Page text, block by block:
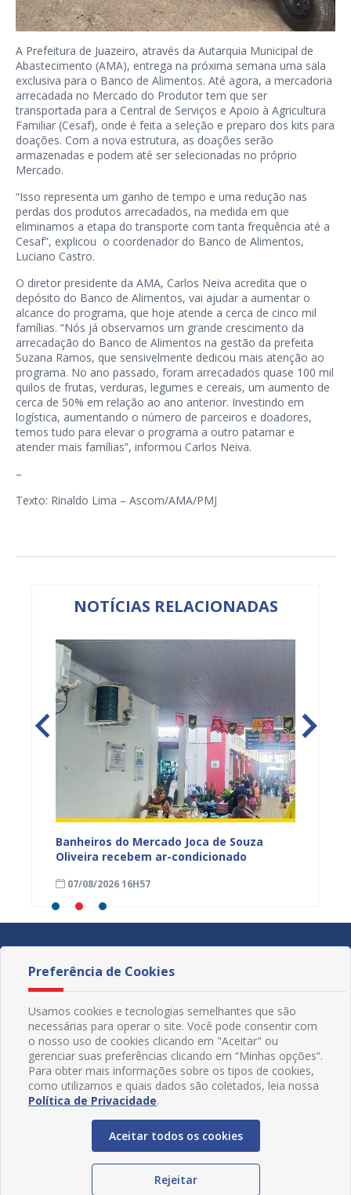
A Prefeitura de Juazeiro, através da Autarquia Municipal de
Abastecimento (AMA), entrega na próxima semana uma sala
exclusiva para o Banco de Alimentos. Até agora, a mercadoria
arrecadada no Mercado do Produtor tem que ser
transportada para a Central de Serviços e Apoio à Agricultura
Familiar (Cesaf), onde é feita a seleção e preparo dos kits para
doações. Com a nova estrutura, as doações serão
armazenadas e podem até ser selecionadas no próprio
Mercado.
“Isso representa um ganho de tempo e uma redução nas
perdas dos produtos arrecadados, na medida em que
eliminamos a etapa do transporte com tanta frequência até a
Cesaf”, explicou o coordenador do Banco de Alimentos,
Luciano Castro.
O diretor presidente da AMA, Carlos Neiva acredita que o
depósito do Banco de Alimentos, vai ajudar a aumentar o
alcance do programa, que hoje atende a cerca de cinco mil
famílias. “Nós já observamos um grande crescimento da
arrecadação do Banco de Alimentos na gestão da prefeita
Suzana Ramos, que sensivelmente dedicou mais atenção ao
programa. No ano passado, foram arrecadados quase 100 mil
quilos de frutas, verduras, legumes e cereais, um aumento de
cerca de 50% em relação ao ano anterior. Investindo em
logística, aumentando o número de parceiros e doadores,
temos tudo para elevar o programa a outro patamar e
atender mais famílias”, informou Carlos Neiva.
–
Texto: Rinaldo Lima – Ascom/AMA/PMJ
NOTÍCIAS RELACIONADAS
Banheiros do Mercado Joca de Souza
Oliveira recebem ar-condicionado
07/08/2026 16H57
Redes Sociais
Preferência de Cookies
Usamos cookies e tecnologias semelhantes que são
necessárias para operar o site. Você pode consentir com
o nosso uso de cookies clicando em "Aceitar" ou
gerenciar suas preferências clicando em “Minhas opções”.
Para obter mais informações sobre os tipos de cookies,
como utilizamos e quais dados são coletados, leia nossa
Política de Privacidade.
Aceitar todos os cookies
Rejeitar